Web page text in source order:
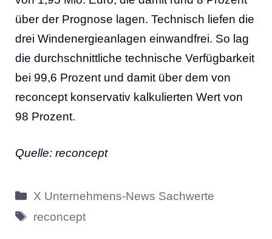
über der Prognose lagen. Technisch liefen die
drei Windenergieanlagen einwandfrei. So lag
die durchschnittliche technische Verfügbarkeit
bei 99,6 Prozent und damit über dem von
reconcept konservativ kalkulierten Wert von
98 Prozent.
Quelle: reconcept
Kategorien
X Unternehmens-News Sachwerte
Schlagwörter
reconcept